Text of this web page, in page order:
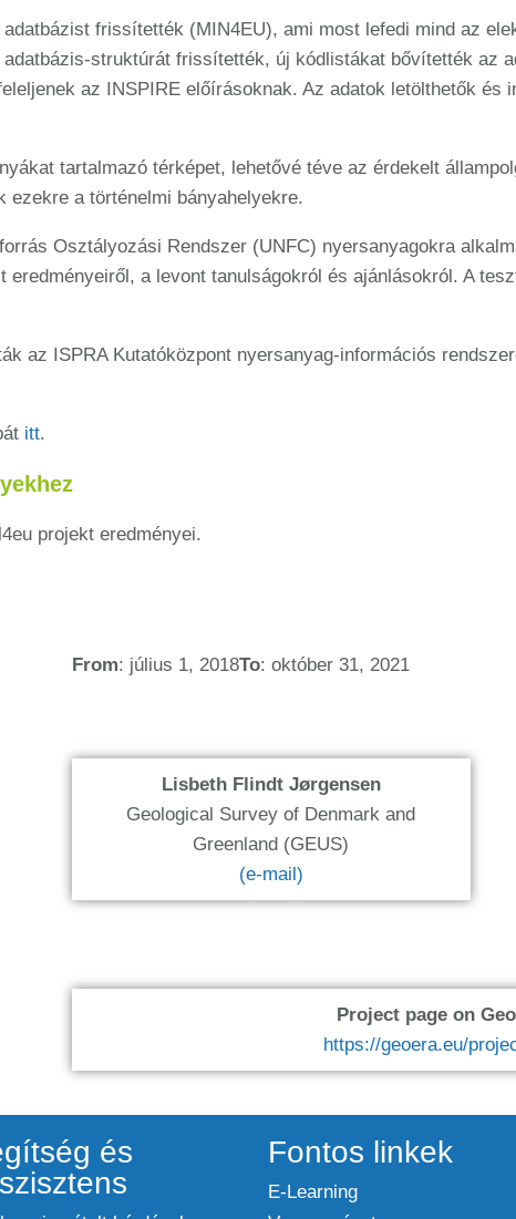
frissítették (MIN4EU), ami most lefedi mind az
struktúrát frissítették, új kódlistákat bővítették az
az INSPIRE előírásoknak. Az adatok letölthetők és
tartalmazó térképet, lehetővé téve az érdekelt
a történelmi bányahelyekre.
Osztályozási Rendszer (UNFC) nyersanyagokra
a levont tanulságokról és ajánlásokról. A
az ISPRA Kutatóközpont nyersanyag-információs
itt.
projekt eredményei.
From: július 1, 2018To: október 31, 2021
Lisbeth Flindt Jørgensen
Geological Survey of Denmark and
Greenland (GEUS)
(e-mail)
Project page on
https://geoera.eu/
és
Fontos linkek
E-Learning